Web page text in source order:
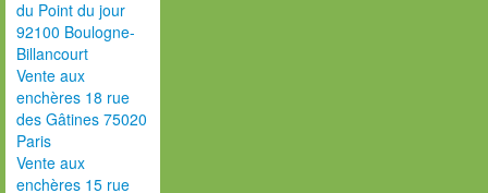
du Point du jour
92100 Boulogne-
Billancourt
Vente aux
enchères 18 rue
des Gâtines 75020
Paris
Vente aux
enchères 15 rue